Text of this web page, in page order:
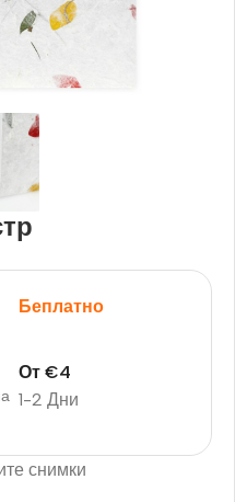
Беплатно
1-2 Дни
От€4
снимки